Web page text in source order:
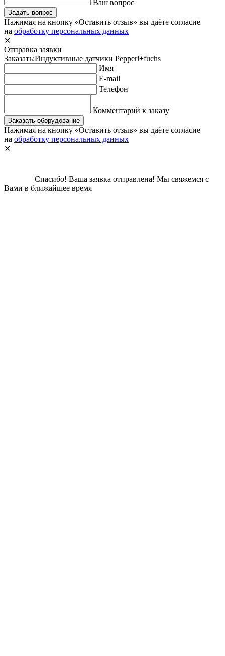
Ваш вопрос
Задать вопрос
Нажимая на кнопку «Оставить отзыв» вы даёте согласие
на обработку персональных данных
✕
Отправка заявки
Заказать:Индуктивные датчики Pepperl+fuchs
Имя
E-mail
Телефон
Комментарий к заказу
Заказать оборудование
Нажимая на кнопку «Оставить отзыв» вы даёте согласие
на обработку персональных данных
✕
Спасибо! Ваша заявка отправлена! Мы свяжемся с
Вами в ближайшее время